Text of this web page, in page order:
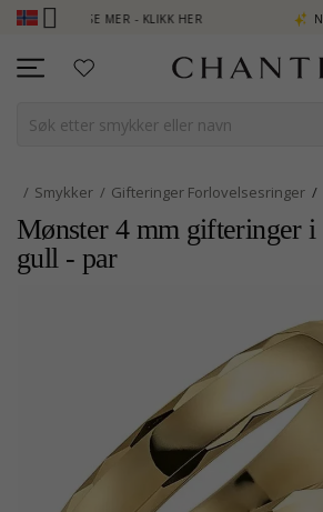
MER - KLIKK HER NEW
Smykker Gifteringer Forlovelsesringer
Mønster 4 mm gifteringer i
gull - par